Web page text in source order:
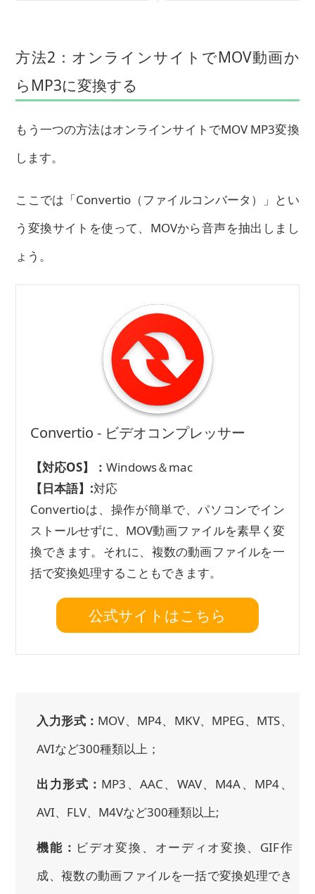
方法2：オンラインサイトでMOV動画か
らMP3に変換する
もう一つの方法はオンラインサイトでMOV MP3変換
します。
ここでは「Convertio（ファイルコンバータ）」とい
う変換サイトを使って、MOVから音声を抽出しまし
ょう。
Convertio - ビデオコンプレッサー
【対応OS】：Windows＆mac
【日本語】:対応
Convertioは、操作が簡単で、パソコンでイン
ストールせずに、MOV動画ファイルを素早く変
換できます。それに、複数の動画ファイルを一
括で変換処理することもできます。
公式サイトはこちら
入力形式： MOV、MP4、MKV、MPEG、MTS、
AVIなど300種類以上；
出力形式： MP3、AAC、WAV、M4A、MP4、
AVI、FLV、M4Vなど300種類以上;
機能： ビデオ変換、オーディオ変換、GIF作
成、複数の動画ファイルを一括で変換処理でき